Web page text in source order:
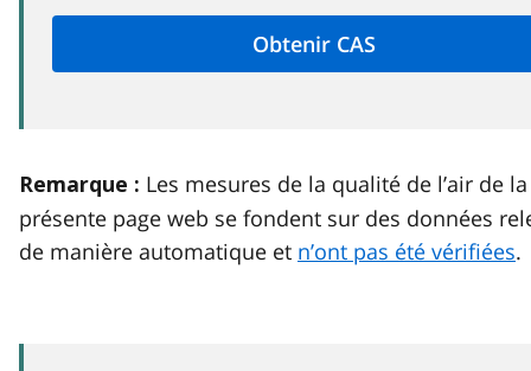
Remarque : Les mesures de la qualité de l’air de la
présente page web se fondent sur des données
de manière automatique et n’ont pas été vérifiées.